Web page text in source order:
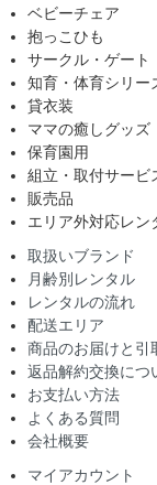
ベビーチェア
抱っこひも
サークル・ゲート
知育・体育シリー
貸衣装
ママの癒しグッズ
保育園用
組立・取付サービ
販売品
エリア外対応レン
取扱いブランド
月齢別レンタル
レンタルの流れ
配送エリア
商品のお届けと引
返品解約交換につ
お支払い方法
よくある質問
会社概要
マイアカウント